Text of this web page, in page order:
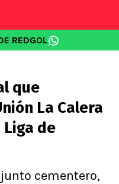
REDGOL
que
La Calera
Liga de
cementero,